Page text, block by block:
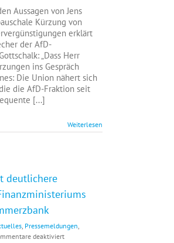
Kürzung
von
Subventionen
keine
echte
Reformpolitik
Aussagen von Jens
Kürzung von
erklärt
der AfD-
„Dass Herr
ins Gespräch
Die Union nähert sich
die AfD-Fraktion seit
[...]
Weiterlesen
deutlichere
, Pressemeldungen,
deaktiviertfür